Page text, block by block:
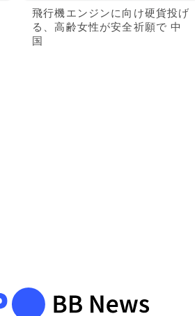
飛行機エンジンに向け硬貨投げ
る、高齢女性が安全祈願で 中
国